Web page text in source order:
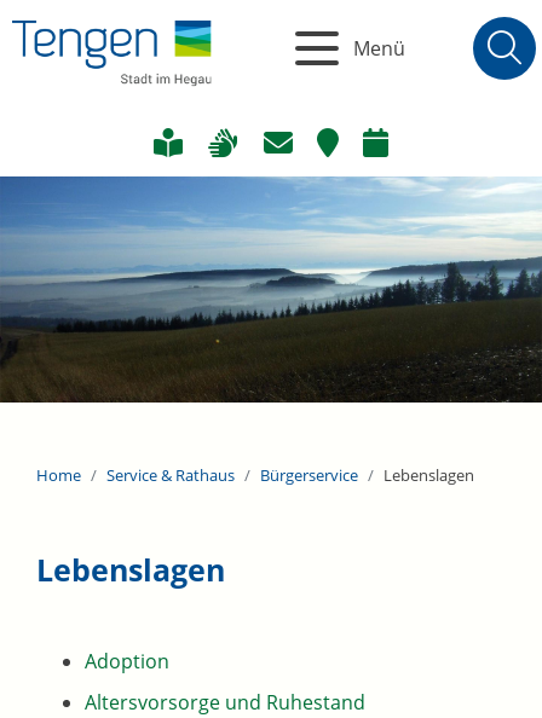
Menü
Home Service & Rathaus Bürgerservice Lebenslagen
Lebenslagen
Adoption
Altersvorsorge und Ruhestand